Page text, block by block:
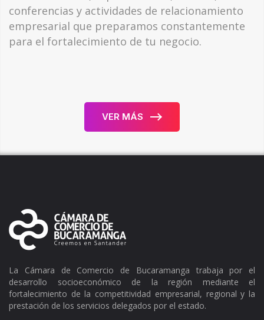
conferencias y actividades de relacionamiento
empresarial que preparamos constantemente
para el fortalecimiento de tu negocio.
VER MÁS
La Cámara de Comercio de Bucaramanga trabaja por el
desarrollo socioeconómico de la región mediante el
fortalecimiento de la competitividad empresarial, regional y la
prestación de los servicios delegados por el estado.